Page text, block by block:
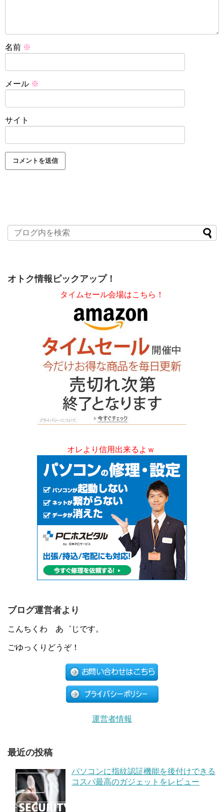
名前 ※
メール ※
サイト
オトク情報ピックアップ！
タイムセール会場はこちら！
オレより信用出来るよｗ
ブログ運営者より
こんちくわ あ゛じです。
ごゆっくりどうぞ！
運営者情報
最近の投稿
パソコンに指紋認証機能を後付けできる
コスパ最高のガジェットをレビュー